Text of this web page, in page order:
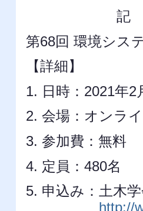
記
第68回 環境シス
【詳細】
1. 日時：2021年2
2. 会場：オンラ
3. 参加費：無料
4. 定員：480名
5. 申込み：土木
http://